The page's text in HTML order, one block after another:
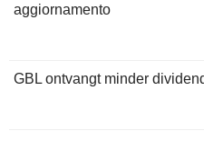
aggiornamento
GBL ontvangt minder